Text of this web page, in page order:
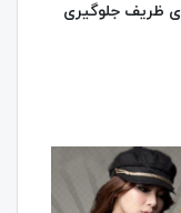
ظریف جلوگیری